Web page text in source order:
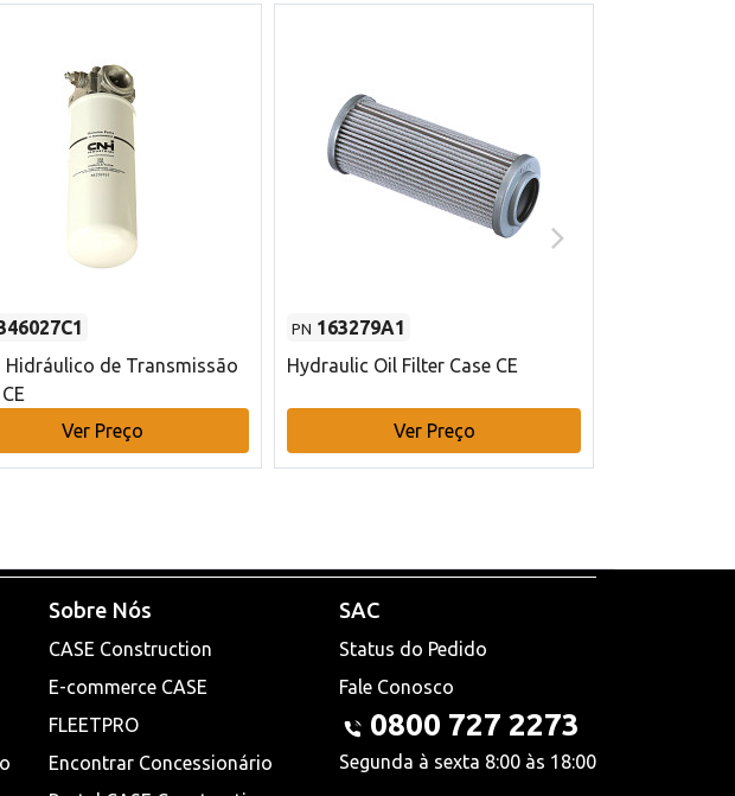
Hidráulico de Transmissão
Ver Preço
PN 163279A1
Hydraulic Oil Filter Case CE
Ver Preço
Sobre Nós
CASE Construction
E-commerce CASE
FLEETPRO
Encontrar Concessionário
SAC
Status do Pedido
Fale Conosco
0800 727 2273
Segunda à sexta 8:00 às 18:00